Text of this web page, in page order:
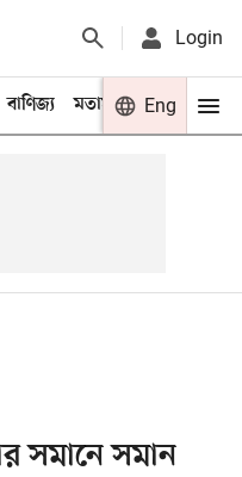
Login
বাণিজ্য মতামত খেলা
Eng
সমানে সমান